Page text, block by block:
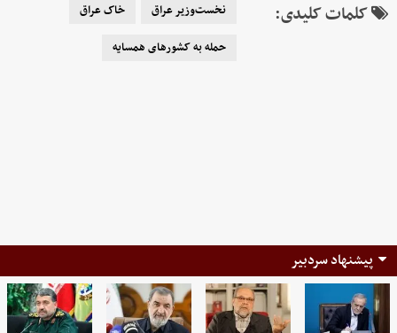
کلمات کلیدی: نخست‌وزیر عراق
خاک عراق
حمله به کشورهای همسایه
پیشنهاد سردبیر